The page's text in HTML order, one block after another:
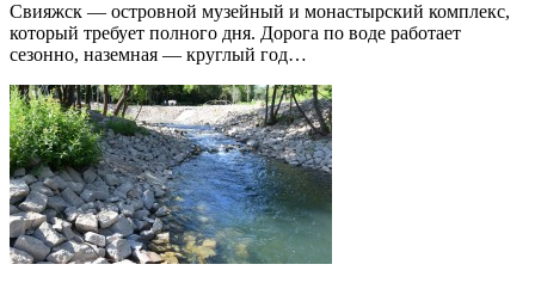
Свияжск — островной музейный и монастырский комплекс,
который требует полного дня. Дорога по воде работает
сезонно, наземная — круглый год…